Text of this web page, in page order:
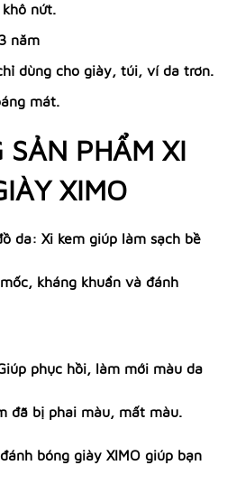
nứt.
năm
dùng cho giày, túi, ví da trơn.
mát.
SẢN PHẨM XI
XIMO
da: Xi kem giúp làm sạch bề
kháng khuẩn và đánh
phục hồi, làm mới màu da
đã bị phai màu, mất màu.
bóng giày XIMO giúp bạn